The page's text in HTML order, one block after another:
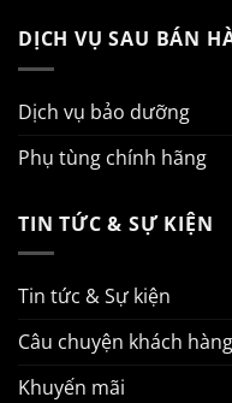
DỊCH VỤ SAU BÁN
Dịch vụ bảo dưỡng
Phụ tùng chính hãng
TIN TỨC & SỰ KIỆN
Tin tức & Sự kiện
Câu chuyện khách hàng
Khuyến mãi